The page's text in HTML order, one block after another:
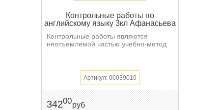
Контрольные работы по
английскому языку 3кл Афанасьева
Контрольные работы являются
неотъемлемой частью учебно-метод
Артикул: 00039010
34200руб